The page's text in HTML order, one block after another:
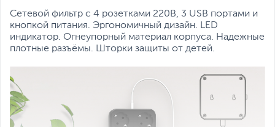
Сетевой фильтр с 4 розетками 220В, 3 USB портами и
кнопкой питания. Эргономичный дизайн. LED
индикатор. Огнеупорный материал корпуса. Надежные
плотные разъёмы. Шторки защиты от детей.